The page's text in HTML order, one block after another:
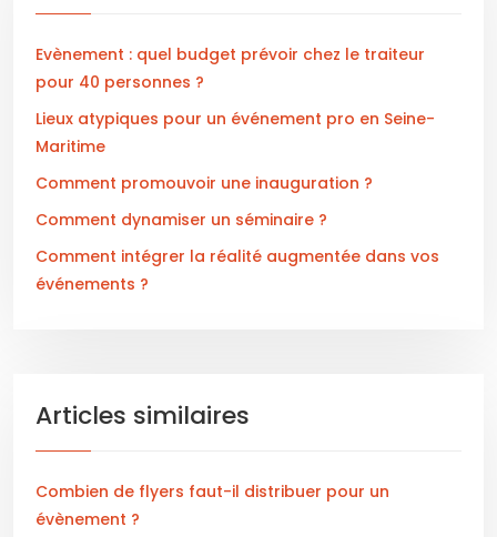
Evènement : quel budget prévoir chez le traiteur
pour 40 personnes ?
Lieux atypiques pour un événement pro en Seine-
Maritime
Comment promouvoir une inauguration ?
Comment dynamiser un séminaire ?
Comment intégrer la réalité augmentée dans vos
événements ?
Articles similaires
Combien de flyers faut-il distribuer pour un
évènement ?